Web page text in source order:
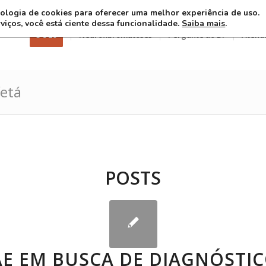
3 8 26 Neurofibromatoses Pergunte ao Dr
POSTS
EM BUSCA DE
de cookies para oferecer uma melhor experiência de uso.
você está ciente dessa funcionalidade. Saiba mais.